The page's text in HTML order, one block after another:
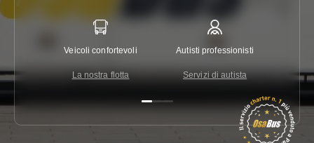
Veicoli confortevoli
La nostra flotta
Autisti professionisti
Servizi di autista